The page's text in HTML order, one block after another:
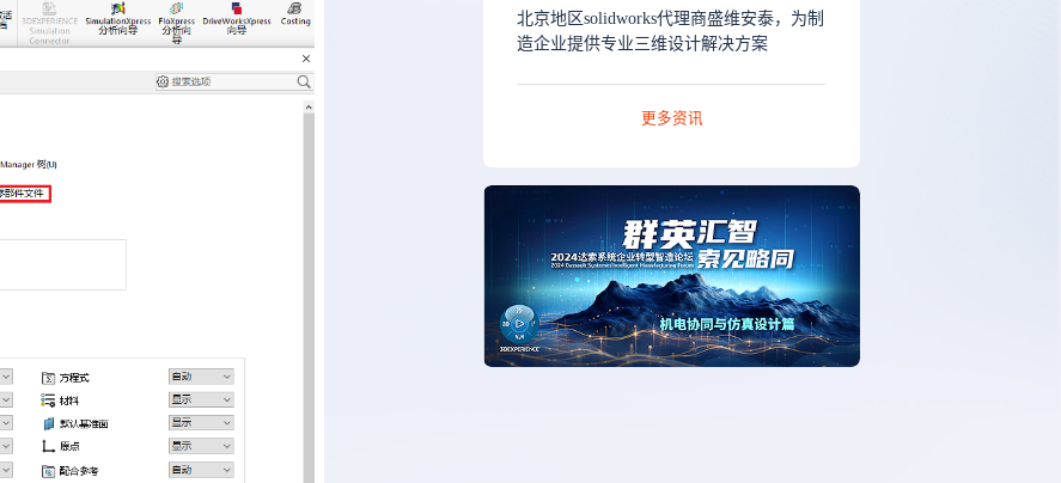
北京地区solidworks代理商盛维安泰，为制
造企业提供专业三维设计解决方案
更多资讯